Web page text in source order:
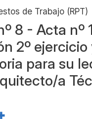
de Trabajo (RPT)
8 - Acta nº
2º ejercicio
para su
a